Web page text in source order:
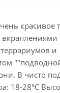
красивое
и
В чисто
18-28°С